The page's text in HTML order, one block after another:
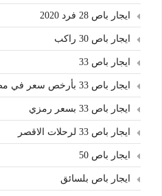
ايجار باص 28 فرد 2020
ايجار باص 30 راكب
ايجار باص 33
ايجار باص 33 بأرخص سعر في مصر
ايجار باص 33 بسعر رمزي
ايجار باص 33 لرحلات الاقصر
ايجار باص 50
ايجار باص بلسائق